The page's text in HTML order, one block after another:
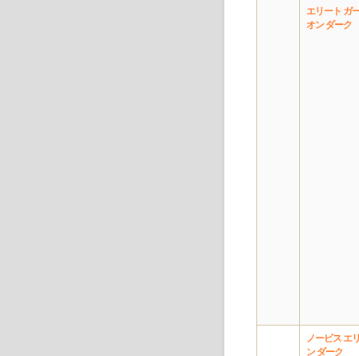
エリート ガ
オン ダーク
ノービス エ
ン ダーク